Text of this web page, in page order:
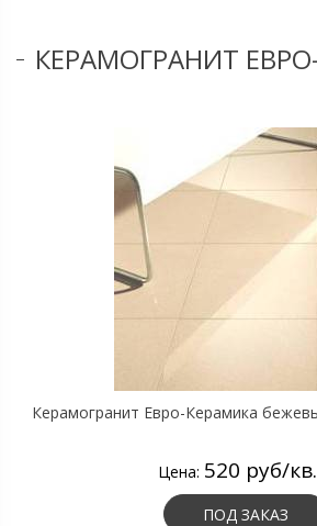
КЕРАМОГРАНИТ
Керамогранит Евро-Керамика
Цена: 520 руб/
ПОД ЗАКАЗ